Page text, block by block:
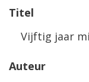
Titel
Vijftig jaar
Auteur